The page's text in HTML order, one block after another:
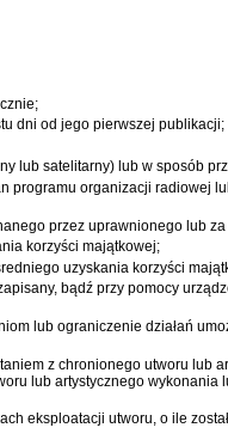
dni od jego pierwszej publikacji;
lub satelitarny) lub w sposób
programu organizacji radiowej
przez uprawnionego lub
korzyści majątkowej;
uzyskania korzyści
bądź przy pomocy
lub ograniczenie działań
z chronionego utworu lub
lub artystycznego wykonania
eksploatacji utworu, o ile